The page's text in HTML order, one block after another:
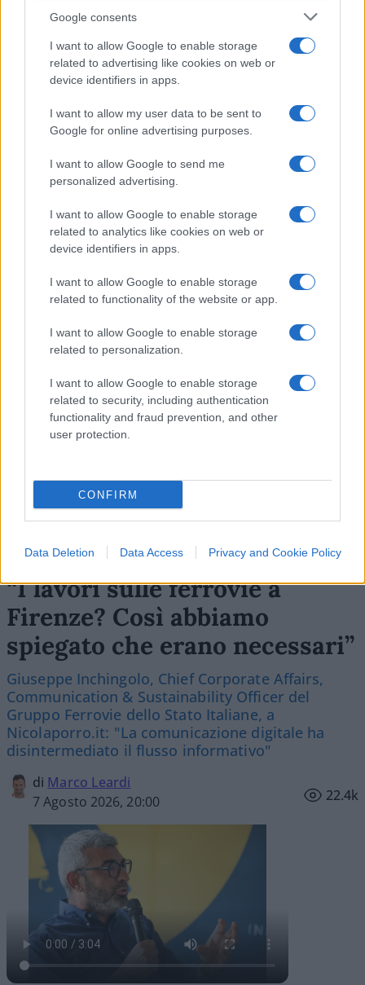
Google consents
I want to allow Google to enable storage
related to advertising like cookies on web or
device identifiers in apps.
I want to allow my user data to be sent to
Google for online advertising purposes.
I want to allow Google to send me
personalized advertising.
I want to allow Google to enable storage
related to analytics like cookies on web or
device identifiers in apps.
I want to allow Google to enable storage
related to functionality of the website or app.
I want to allow Google to enable storage
related to personalization.
I want to allow Google to enable storage
related to security, including authentication
functionality and fraud prevention, and other
user protection.
CONFIRM
Data Deletion Data Access Privacy and Cookie Policy
Borghi della Lega: “La confusione in commissione
finanze nasce perché voi – Pd – volevate votare
contro l’esenzione Imu” per le case dichiarate
inagibili e per gli immobili destinati ad attività
#TASSE
#VLADIMIR PUTIN
Precedente
PAGINA
SUCCESSIVA
17
Leggi i commenti
SEDUTE SATIRICHE
Vignetta del 07/08/2026
“I lavori sulle ferrovie a
Firenze? Così abbiamo
spiegato che erano necessari”
Giuseppe Inchingolo, Chief Corporate Affairs,
Communication & Sustainability Officer del
Gruppo Ferrovie dello Stato Italiane, a
Nicolaporro.it: "La comunicazione digitale ha
disintermediato il flusso informativo"
di Marco Leardi
7 Agosto 2026, 20:00
22.4k